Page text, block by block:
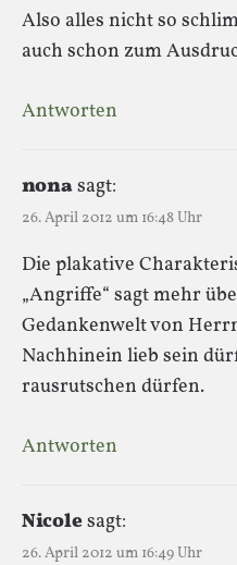
Also alles nicht so
auch schon zum
Antworten
nonasagt:
26. April 2012 um 16:48 Uhr
Die plakative
„Angriffe“ sagt mehr
Gedankenwelt von
Nachhinein lieb sein
rausrutschen dürfen.
Antworten
Nicolesagt:
26. April 2012 um 16:49 Uhr